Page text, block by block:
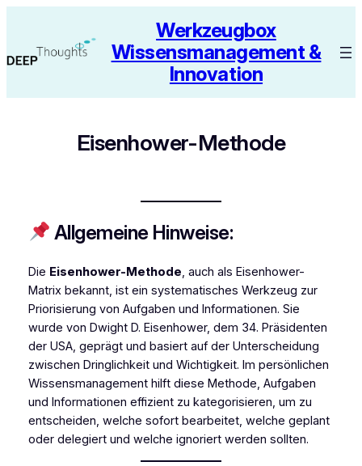
springen
Werkzeugbox
Wissensmanagement &
Innovation
Eisenhower-Methode
Allgemeine Hinweise:
Die Eisenhower-Methode, auch als Eisenhower-
Matrix bekannt, ist ein systematisches Werkzeug zur
Priorisierung von Aufgaben und Informationen. Sie
wurde von Dwight D. Eisenhower, dem 34. Präsidenten
der USA, geprägt und basiert auf der Unterscheidung
zwischen Dringlichkeit und Wichtigkeit. Im persönlichen
Wissensmanagement hilft diese Methode, Aufgaben
und Informationen effizient zu kategorisieren, um zu
entscheiden, welche sofort bearbeitet, welche geplant
oder delegiert und welche ignoriert werden sollten.